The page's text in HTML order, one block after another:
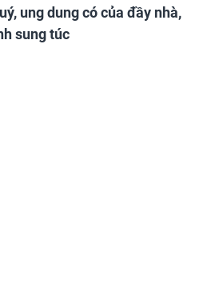
ung dung có của đầy nhà,
sung túc